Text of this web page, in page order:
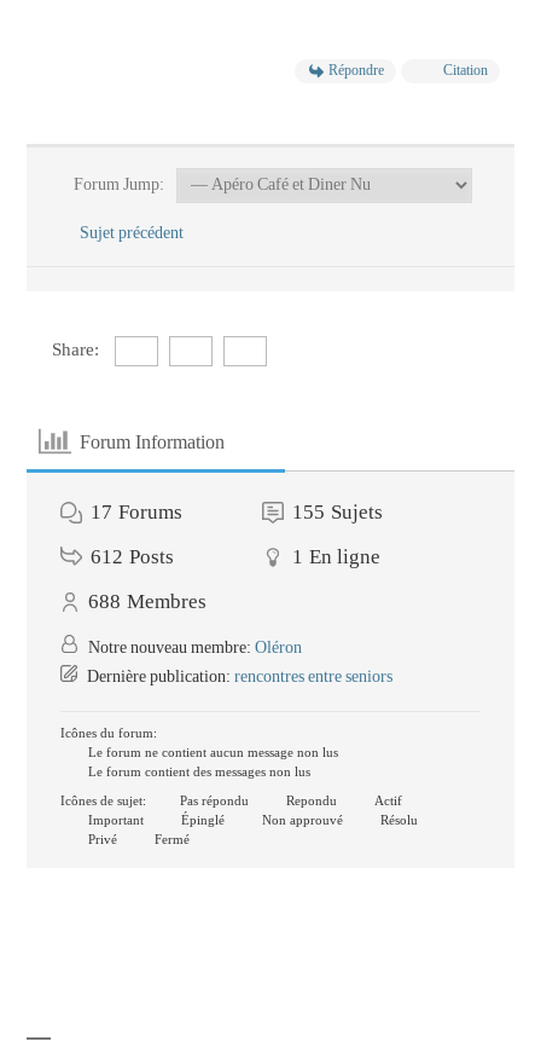
Répondre Citation
Forum Jump:
Sujet précédent
Share:
Forum Information
17 Forums 155 Sujets
612 Posts 1 En ligne
688 Membres
Notre nouveau membre: Oléron
Dernière publication: rencontres entre seniors
Icônes du forum:
Le forum ne contient aucun message non lus
Le forum contient des messages non lus
Icônes de sujet:
Pas répondu Repondu
Actif
Important
Épinglé Non approuvé
Résolu
Privé
Fermé